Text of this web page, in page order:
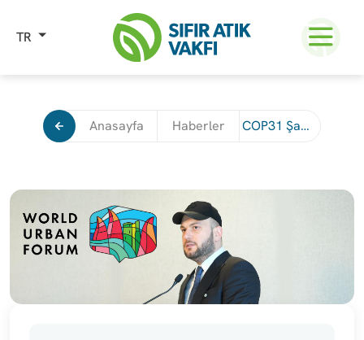
TR
Anasayfa Haberler COP31 Şampiyonu Samed Ağırbaş, Bakü’deki Dünya Şehir Forumu Kapsamında Azerbaycan Basınına Konuştu